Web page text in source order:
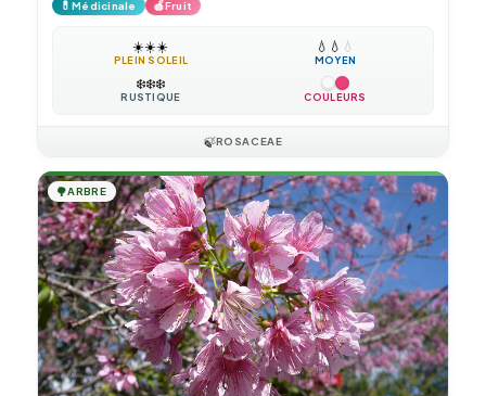
💊Médicinale 🍎Fruit
☀️☀️☀️
PLEIN SOLEIL
💧 💧 💧
MOYEN
❄️❄️❄️
RUSTIQUE COULEURS
🍃ROSACEAE
🌳ARBRE